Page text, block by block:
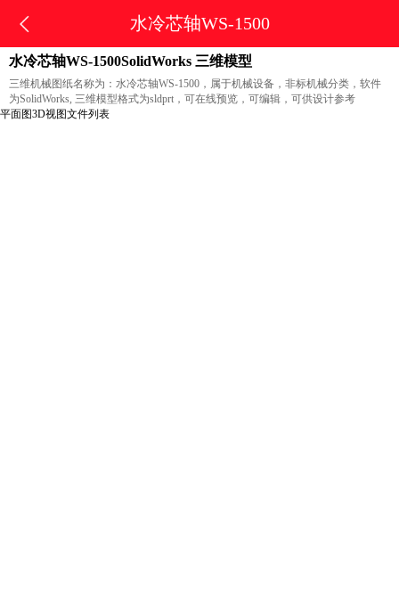
水冷芯轴WS-1500
水冷芯轴WS-1500SolidWorks 三维模型
三维机械图纸名称为：水冷芯轴WS-1500，属于机械设备，非标机械分类，软件
为SolidWorks, 三维模型格式为sldprt，可在线预览，可编辑，可供设计参考
平面图3D视图文件列表